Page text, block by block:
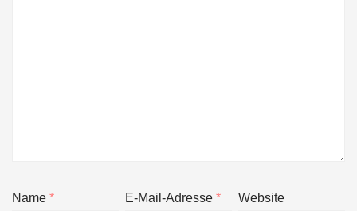
Name* E-Mail-Adresse* Website